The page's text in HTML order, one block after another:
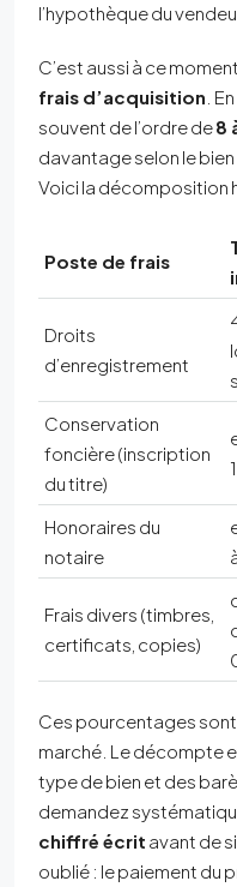
l’hypothèque du
C’est aussi à ce
frais d’acquisition .
souvent de l’ordre de8
davantage selon le
Voici la décomposition
Poste de frais
Droits
d’enregistrement
Conservation
foncière (inscription
du titre)
Honoraires du
notaire
Frais divers (timbres,
certificats, copies)
Ces pourcentages
marché. Le décompte
type de bien et des
demandez
chiffré écrit avant de
oublié : le paiement du